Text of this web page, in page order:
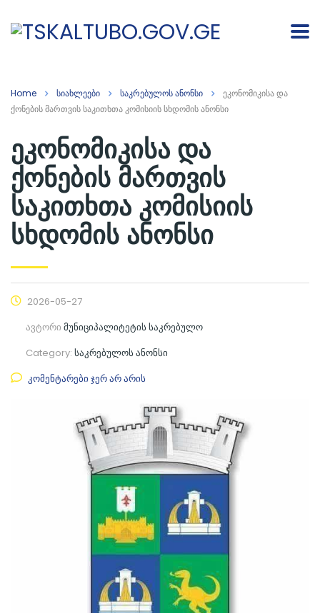
Home სიახლეები საკრებულოს ანონსი
ეკონომიკისა და
ქონების მართვის საკითხთა კომისიის სხდომის ანონსი
ეკონომიკისა და
ქონების მართვის
საკითხთა კომისიის
სხდომის ანონსი
2026-05-27
ავტორი მუნიციპალიტეტის საკრებულო
Category: საკრებულოს ანონსი
კომენტარები ჯერ არ არის